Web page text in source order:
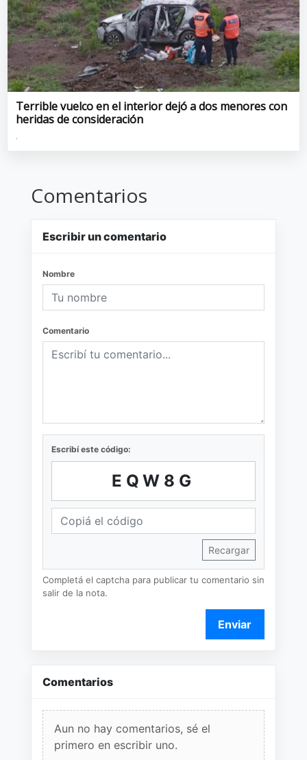
Terrible vuelco en el interior dejó a dos menores con
heridas de consideración
.
Comentarios
Escribir un comentario
Nombre
Comentario
Escribí este código:
EQW8G
Recargar
Completá el captcha para publicar tu comentario sin
salir de la nota.
Enviar
Comentarios
Aun no hay comentarios, sé el
primero en escribir uno.